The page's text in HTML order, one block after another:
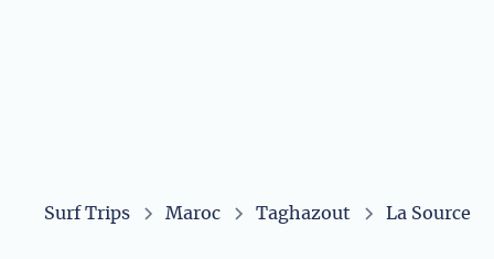
Surf Trips Maroc Taghazout La Source